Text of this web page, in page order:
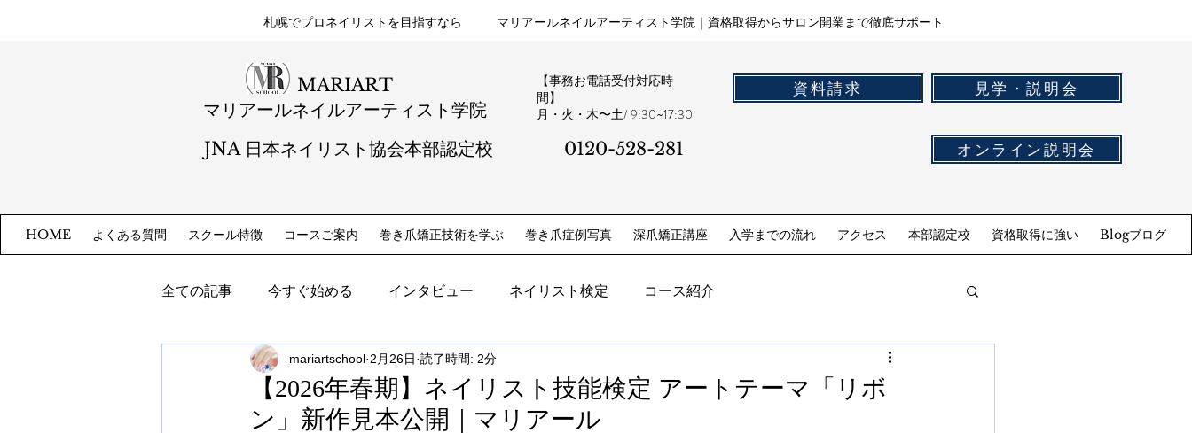
札幌​でプロネイリストを目指すなら マリアールネイルアーティスト学院｜資格取得からサロン開業まで徹底サポート
MARIART
マリアールネイルアーティスト学院
JNA 日本ネイリスト協会本部認定校
【事務お電話受付対応時
間】
​月・火・木〜土/ 9:30~17:30
0120-528-281​
資料請求 見学・説明会
オンライン説明会
HOME よくある質問 スクール特徴 コースご案内 巻き爪矯正技術を学ぶ 巻き爪症例写真 深爪矯正講座 入学までの流れ アクセス 本部認定校 資格取得に強い Blogブログ
全ての記事 今すぐ始める インタビュー ネイリスト検定 コース紹介
【2026年春期】ネイリスト技能検定 アートテーマ「リボ
ン」新作見本公開｜マリアール
mariartschool 2月26日 読了時間: 2分